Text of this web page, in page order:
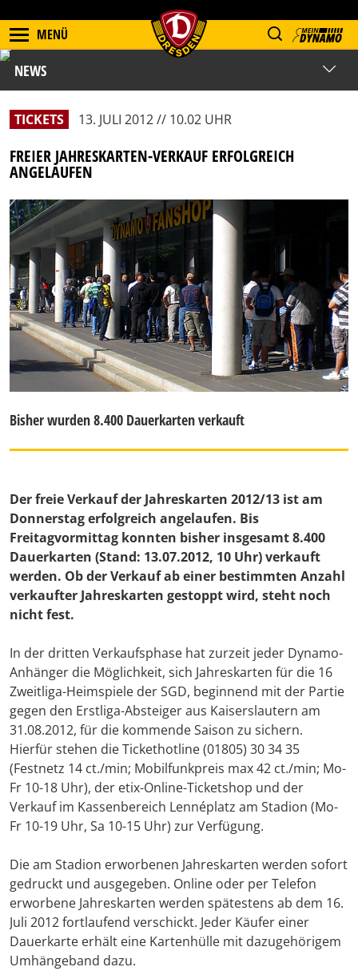
MENÜ
NEWS
TICKETS 13. JULI 2012 // 10.02 UHR
FREIER JAHRESKARTEN-VERKAUF ERFOLGREICH
ANGELAUFEN
Bisher wurden 8.400 Dauerkarten verkauft
Der freie Verkauf der Jahreskarten 2012/13 ist am
Donnerstag erfolgreich angelaufen. Bis
Freitagvormittag konnten bisher insgesamt 8.400
Dauerkarten (Stand: 13.07.2012, 10 Uhr) verkauft
werden. Ob der Verkauf ab einer bestimmten Anzahl
verkaufter Jahreskarten gestoppt wird, steht noch
nicht fest.
In der dritten Verkaufsphase hat zurzeit jeder Dynamo-
Anhänger die Möglichkeit, sich Jahreskarten für die 16
Zweitliga-Heimspiele der SGD, beginnend mit der Partie
gegen den Erstliga-Absteiger aus Kaiserslautern am
31.08.2012, für die kommende Saison zu sichern.
Hierfür stehen die Tickethotline (01805) 30 34 35
(Festnetz 14 ct./min; Mobilfunkpreis max 42 ct./min; Mo-
Fr 10-18 Uhr), der etix-Online-Ticketshop und der
Verkauf im Kassenbereich Lennéplatz am Stadion (Mo-
Fr 10-19 Uhr, Sa 10-15 Uhr) zur Verfügung.
Die am Stadion erworbenen Jahreskarten werden sofort
gedruckt und ausgegeben. Online oder per Telefon
erworbene Jahreskarten werden spätestens ab dem 16.
Juli 2012 fortlaufend verschickt. Jeder Käufer einer
Dauerkarte erhält eine Kartenhülle mit dazugehörigem
Umhängeband dazu.